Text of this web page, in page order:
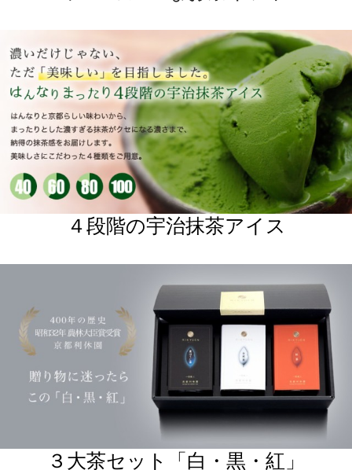
３大茶セット「白・黒・紅」
ねこ缶 気軽に贈れるお茶ギフト